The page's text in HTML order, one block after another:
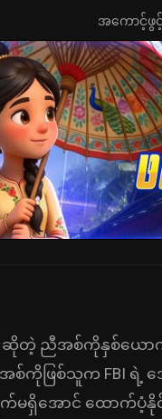
အကောင့်ဖွင့်
ဆိုတဲ့ ညီအစ်ကိုနှစ်ယောက်
အစ်ကိုဖြစ်သူက FBI ရဲ့
ရှိအောင် ထောက်ပံ့နို